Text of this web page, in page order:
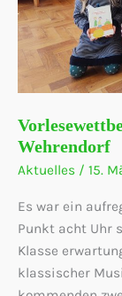
Wehrendorf
Aktuelles / 15.
Es war ein
Punkt acht Uhr
Klasse
klassischer